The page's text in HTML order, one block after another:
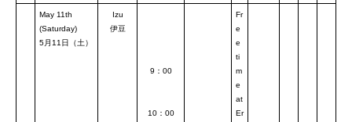
May 11th
(Saturday)
5月11日（土）
Izu
伊豆
9：00
10：00
Fr
e
e
ti
m
e
at
Er